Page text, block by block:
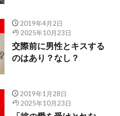
2019年4月2日
2025年10月23日
交際前に男性とキスする
のはあり？なし？
2019年1月28日
2025年10月23日